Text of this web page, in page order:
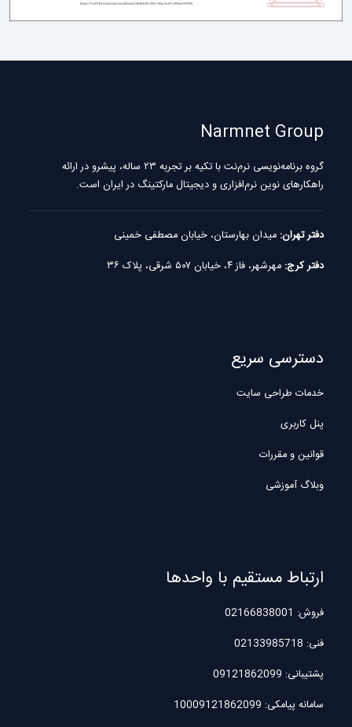
Narmnet Group
گروه برنامه‌نویسی نرم‌نت با تکیه بر تجربه ۲۳ ساله، پیشرو در ارائه
راهکارهای نوین نرم‌افزاری و دیجیتال مارکتینگ در ایران است.
دفتر تهران: میدان بهارستان، خیابان مصطفی خمینی
دفتر کرج: مهرشهر، فاز ۴، خیابان ۵۰۷ شرقی، پلاک ۳۶
دسترسی سریع
خدمات طراحی سایت
پنل کاربری
قوانین و مقررات
وبلاگ آموزشی
ارتباط مستقیم با واحدها
فروش: 02166838001
فنی: 02133985718
پشتیبانی: 09121862099
سامانه پیامکی: 10009121862099